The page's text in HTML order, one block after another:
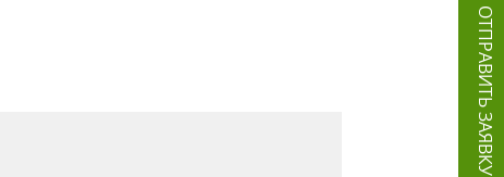
ОТПРАВИТЬ ЗАЯВКУ